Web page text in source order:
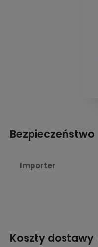
Bezpieczeństwo
Importer
Koszty dostawy